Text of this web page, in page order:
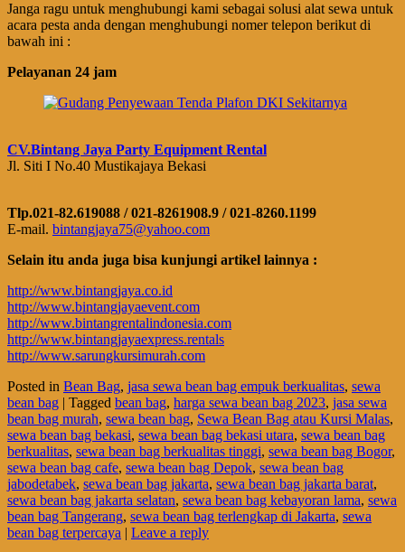
Janga ragu untuk menghubungi kami sebagai solusi alat sewa untuk
acara pesta anda dengan menghubungi nomer telepon berikut di
bawah ini :
Pelayanan 24 jam
CV.Bintang Jaya Party Equipment Rental
Jl. Siti I No.40 Mustikajaya Bekasi
Tlp.021-82.619088 / 021-8261908.9 / 021-8260.1199
E-mail. bintangjaya75@yahoo.com
Selain itu anda juga bisa kunjungi artikel lainnya :
http://www.bintangjaya.co.id
http://www.bintangjayaevent.com
http://www.bintangrentalindonesia.com
http://www.bintangjayaexpress.rentals
http://www.sarungkursimurah.com
Posted in Bean Bag, jasa sewa bean bag empuk berkualitas, sewa
bean bag | Tagged bean bag, harga sewa bean bag 2023, jasa sewa
bean bag murah, sewa bean bag, Sewa Bean Bag atau Kursi Malas,
sewa bean bag bekasi, sewa bean bag bekasi utara, sewa bean bag
berkualitas, sewa bean bag berkualitas tinggi, sewa bean bag Bogor,
sewa bean bag cafe, sewa bean bag Depok, sewa bean bag
jabodetabek, sewa bean bag jakarta, sewa bean bag jakarta barat,
sewa bean bag jakarta selatan, sewa bean bag kebayoran lama, sewa
bean bag Tangerang, sewa bean bag terlengkap di Jakarta, sewa
bean bag terpercaya | Leave a reply